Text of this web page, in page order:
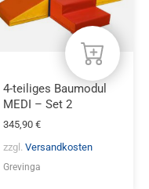
4-teiliges Baumodul
MEDI – Set 2
345,90 €
zzgl. Versandkosten
Grevinga